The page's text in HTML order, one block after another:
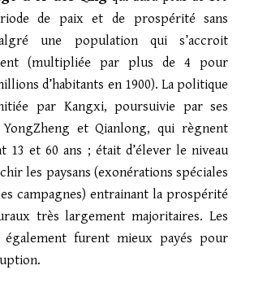
de paix et de prospérité sans
une population qui s’accroit
(multipliée par plus de 4 pour
d’habitants en 1900). La politique
par Kangxi, poursuivie par ses
et Qianlong, qui règnent
13 et 60 ans ; était d’élever le niveau
les paysans (exonérations spéciales
campagnes) entrainant la prospérité
très largement majoritaires. Les
également furent mieux payés pour